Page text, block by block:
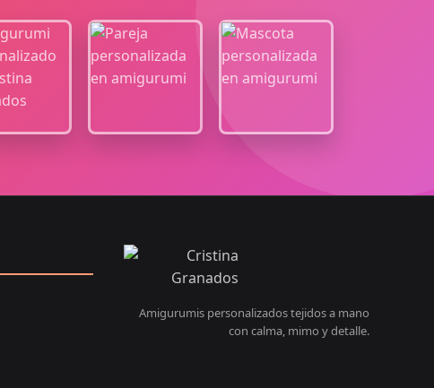
Amigurumis personalizados tejidos a mano
con calma, mimo y detalle.